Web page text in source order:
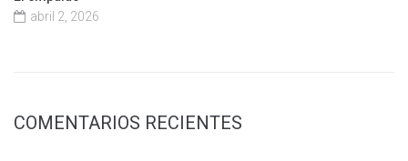
abril 2, 2026
COMENTARIOS RECIENTES